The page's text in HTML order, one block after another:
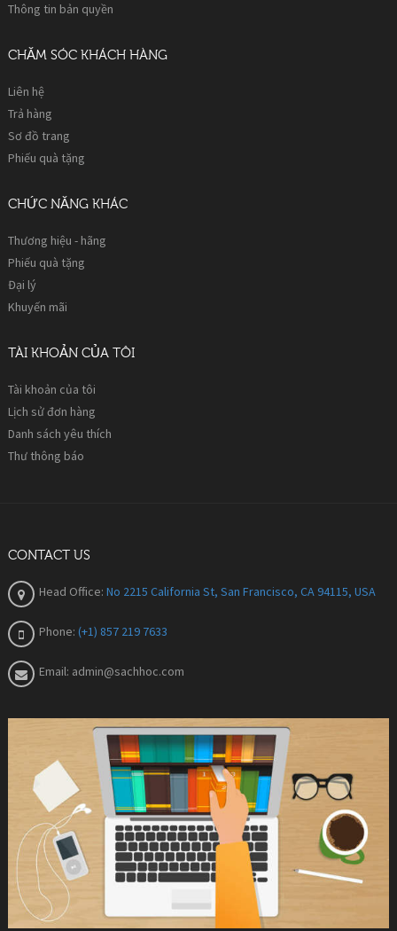
Thông tin bản quyền
CHĂM SÓC KHÁCH HÀNG
Liên hệ
Trả hàng
Sơ đồ trang
Phiếu quà tặng
CHỨC NĂNG KHÁC
Thương hiệu - hãng
Phiếu quà tặng
Đại lý
Khuyến mãi
TÀI KHOẢN CỦA TÔI
Tài khoản của tôi
Lịch sử đơn hàng
Danh sách yêu thích
Thư thông báo
CONTACT US
Head Office: No 2215 California St, San Francisco, CA 94115, USA
Phone: (+1) 857 219 7633
Email: admin@sachhoc.com